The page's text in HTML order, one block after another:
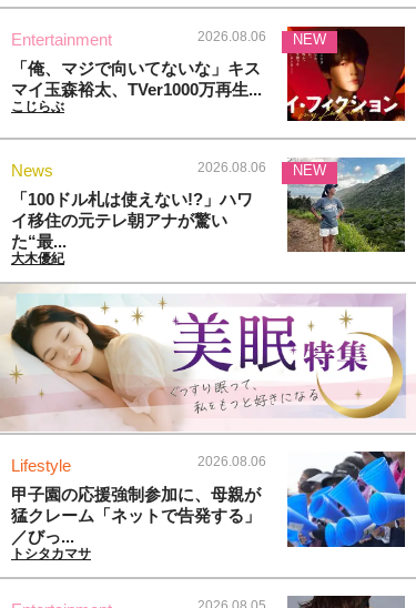
Entertainment 2026.08.06
「俺、マジで向いてないな」キス
マイ玉森裕太、TVer1000万再生...
こじらぶ
NEW
News 2026.08.06
「100ドル札は使えない!?」ハワ
イ移住の元テレ朝アナが驚い
た“最...
大木優紀
NEW
Lifestyle 2026.08.06
甲子園の応援強制参加に、母親が
猛クレーム「ネットで告発する」
／びっ...
トシタカマサ